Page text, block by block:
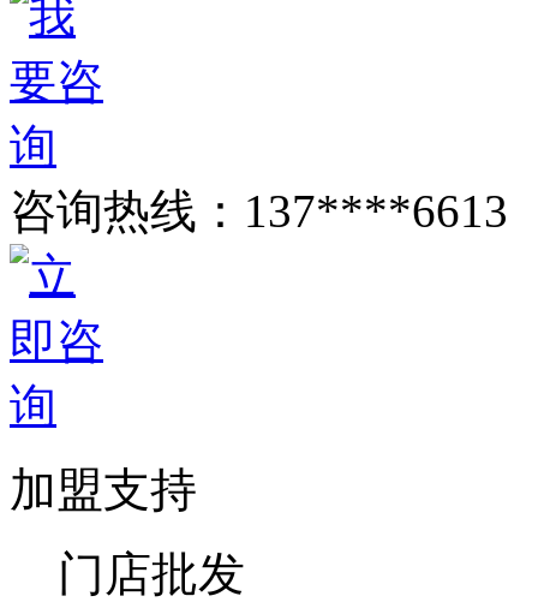
咨询热线： 137****6613
加盟支持
门店批发